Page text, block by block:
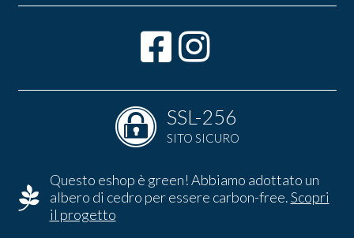
SSL-256
SITO SICURO
Questo eshop è green! Abbiamo adottato un
albero di cedro per essere carbon-free.Scopri
il progetto